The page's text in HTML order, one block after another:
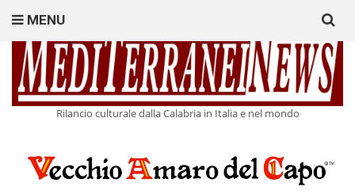
Rilancio culturale dalla Calabria in Italia e nel mondo
MENU
for: